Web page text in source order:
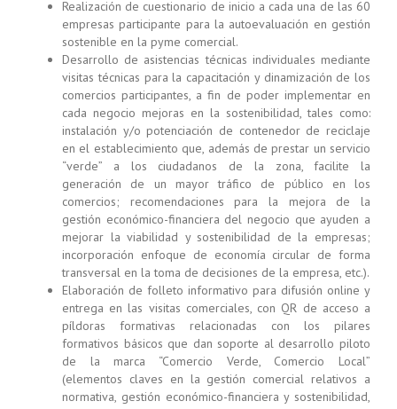
Realización de cuestionario de inicio a cada una de las 60
empresas participante para la autoevaluación en gestión
sostenible en la pyme comercial.
Desarrollo de asistencias técnicas individuales mediante
visitas técnicas para la capacitación y dinamización de los
comercios participantes, a fin de poder implementar en
cada negocio mejoras en la sostenibilidad, tales como:
instalación y/o potenciación de contenedor de reciclaje
en el establecimiento que, además de prestar un servicio
“verde” a los ciudadanos de la zona, facilite la
generación de un mayor tráfico de público en los
comercios; recomendaciones para la mejora de la
gestión económico-financiera del negocio que ayuden a
mejorar la viabilidad y sostenibilidad de la empresas;
incorporación enfoque de economía circular de forma
transversal en la toma de decisiones de la empresa, etc.).
Elaboración de folleto informativo para difusión online y
entrega en las visitas comerciales, con QR de acceso a
píldoras formativas relacionadas con los pilares
formativos básicos que dan soporte al desarrollo piloto
de la marca “Comercio Verde, Comercio Local”
(elementos claves en la gestión comercial relativos a
normativa, gestión económico-financiera y sostenibilidad,